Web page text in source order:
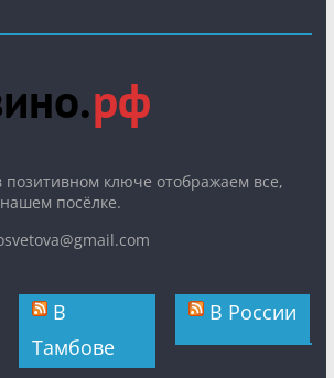
позитивном ключе отображаем все,
посёлке.
В
Тамбове
В России